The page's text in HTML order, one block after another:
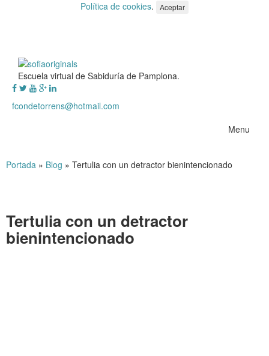
Política de cookies. Aceptar
Escuela virtual de Sabiduría de Pamplona.
fcondetorrens@hotmail.com
Menu
Portada » Blog » Tertulia con un detractor bienintencionado
Tertulia con un detractor
bienintencionado